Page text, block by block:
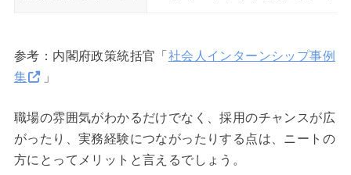
参考：内閣府政策統括官「 社会人インターンシップ事例
集
」
職場の雰囲気がわかるだけでなく、採用のチャンスが広
がったり、実務経験につながったりする点は、ニートの
方にとってメリットと言えるでしょう。